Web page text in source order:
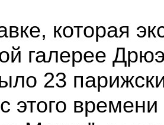
которая
галерее
23
этого времени